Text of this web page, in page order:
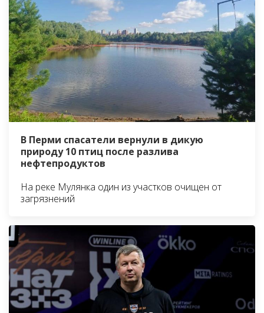
В Перми спасатели вернули в дикую
природу 10 птиц после разлива
нефтепродуктов
На реке Мулянка один из участков очищен от
загрязнений